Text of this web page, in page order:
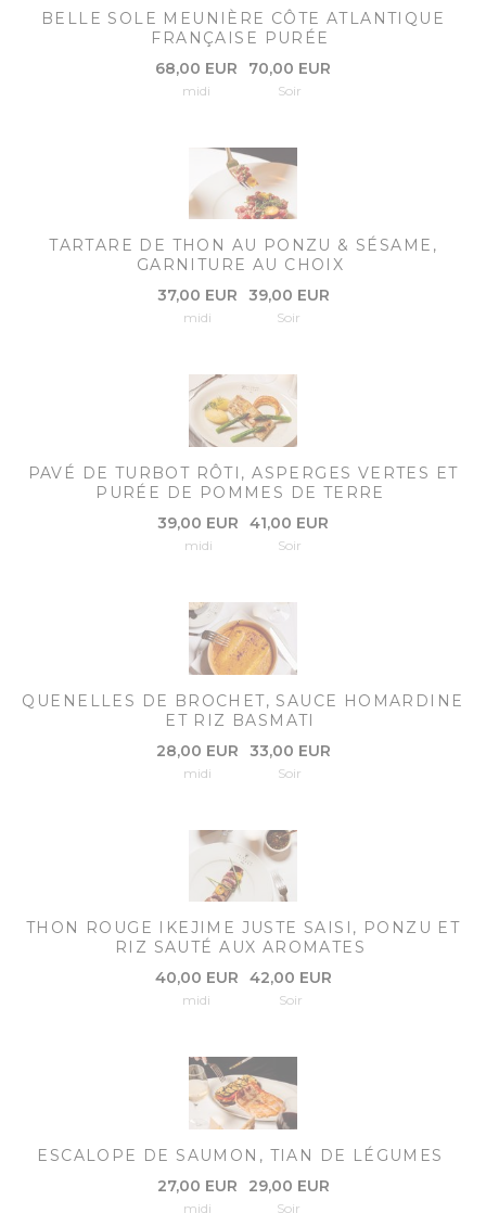
BELLE SOLE MEUNIÈRE CÔTE ATLANTIQUE
FRANÇAISE PURÉE
68,00 EUR
midi
70,00 EUR
Soir
TARTARE DE THON AU PONZU & SÉSAME,
GARNITURE AU CHOIX
37,00 EUR
midi
39,00 EUR
Soir
PAVÉ DE TURBOT RÔTI, ASPERGES VERTES ET
PURÉE DE POMMES DE TERRE
39,00 EUR
midi
41,00 EUR
Soir
QUENELLES DE BROCHET, SAUCE HOMARDINE
ET RIZ BASMATI
28,00 EUR
midi
33,00 EUR
Soir
THON ROUGE IKEJIME JUSTE SAISI, PONZU ET
RIZ SAUTÉ AUX AROMATES
40,00 EUR
midi
42,00 EUR
Soir
ESCALOPE DE SAUMON, TIAN DE LÉGUMES
27,00 EUR
midi
29,00 EUR
Soir